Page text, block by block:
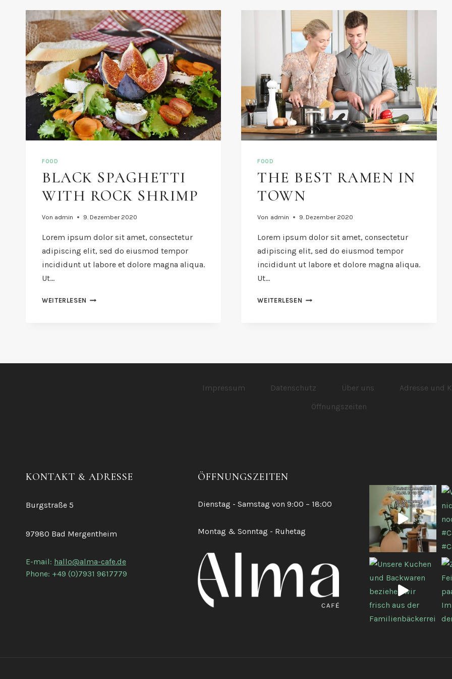
FOOD
BLACK SPAGHETTI
WITH ROCK SHRIMP
Von admin 9. Dezember 2020
Lorem ipsum dolor sit amet, consectetur
adipiscing elit, sed do eiusmod tempor
incididunt ut labore et dolore magna aliqua.
Ut…
WEITERLESEN BLACK
FOOD
THE BEST RAMEN IN
TOWN
Von admin 9. Dezember 2020
Lorem ipsum dolor sit amet, consectetur
adipiscing elit, sed do eiusmod tempor
incididunt ut labore et dolore magna aliqua.
Ut…
WEITERLESEN THE
Impressum Datenschutz Über uns
Adresse und
Öffnungszeiten
KONTAKT & ADRESSE
Burgstraße 5
97980 Bad Mergentheim
E-mail: hallo@alma-cafe.de
Phone: +49 (0)7931 9617779
ÖFFNUNGSZEITEN
Dienstag - Samstag von 9:00 – 18:00
Montag & Sonntag - Ruhetag